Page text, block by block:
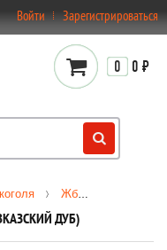
Войти Зарегистрироваться
0 0 ₽
Жбаны Премиум (колотый кавказский дуб)
ДУБ)